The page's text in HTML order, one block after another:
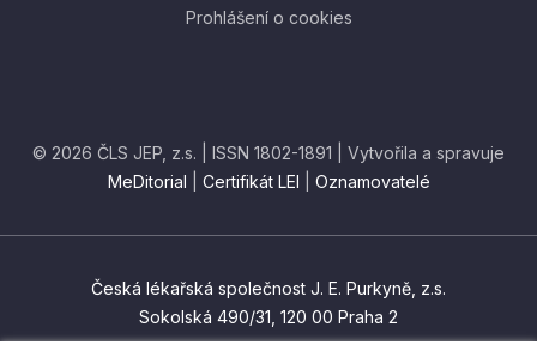
Prohlášení o cookies
© 2026 ČLS JEP, z.s. | ISSN 1802-1891 | Vytvořila a spravuje
MeDitorial
Certifikát LEI Oznamovatelé
Česká lékařská společnost J. E. Purkyně, z.s.
Sokolská 490/31, 120 00 Praha 2